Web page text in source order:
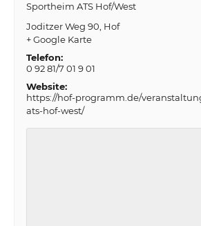
Sportheim ATS Hof/West
Joditzer Weg 90 Hof
+ Google Karte
Telefon:
0 92 81/7 01 9 01
Website:
https://hof-programm.de/
ats-hof-west/